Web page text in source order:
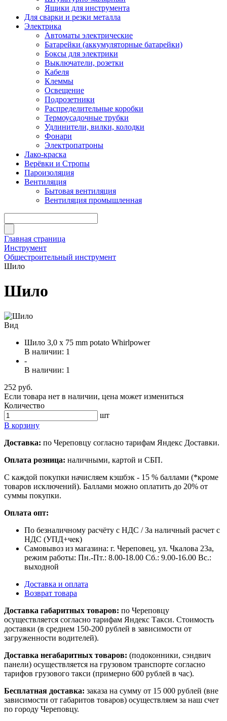
Ящики для инструмента
Для сварки и резки металла
Электрика
Автоматы электрические
Батарейки (аккумуляторные батарейки)
Боксы для электрики
Выключатели, розетки
Кабеля
Клеммы
Освещение
Подрозетники
Распределительные коробки
Термоусадочные трубки
Удлинители, вилки, колодки
Фонари
Электропатроны
Лако-краска
Верёвки и Стропы
Пароизоляция
Вентиляция
Бытовая вентиляция
Вентиляция промышленная
Главная страница
Инструмент
Общестроительный инструмент
Шило
Шило
Вид
Шило 3,0 x 75 mm potato Whirlpower
В наличии: 1
-
В наличии: 1
252 руб.
Если товара нет в наличии, цена может измениться
Количество
шт
В корзину
Доставка: по Череповцу согласно тарифам Яндекс Доставки.
Оплата розница: наличными, картой и СБП.
С каждой покупки начисляем кэшбэк - 15 % баллами (*кроме
товаров исключений). Баллами можно оплатить до 20% от
суммы покупки.
Оплата опт:
По безналичному расчёту с НДС / За наличный расчет с
НДС (УПД+чек)
Самовывоз из магазина: г. Череповец, ул. Чкалова 23а,
режим работы: Пн.-Пт.: 8.00-18.00 Сб.: 9.00-16.00 Вс.:
выходной
Доставка и оплата
Возврат товара
Доставка габаритных товаров: по Череповцу
осуществляется согласно тарифам Яндекс Такси. Стоимость
доставки (в среднем 150-200 рублей в зависимости от
загруженности водителей).
Доставка негабаритных товаров: (подоконники, сэндвич
панели) осуществляется на грузовом транспорте согласно
тарифов грузового такси (примерно 600 рублей в час).
Бесплатная доставка: заказа на сумму от 15 000 рублей (вне
зависимости от габаритов товаров) осуществляем за наш счет
по городу Череповцу.